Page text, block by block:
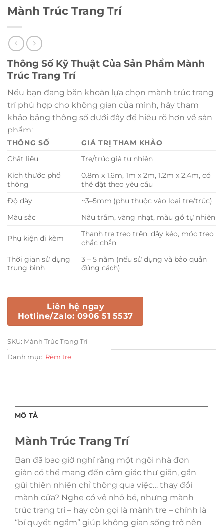
Mành Trúc Trang Trí
Thông Số Kỹ Thuật Của Sản Phẩm Mành
Trúc Trang Trí
Nếu bạn đang băn khoăn lựa chọn mành trúc trang
trí phù hợp cho không gian của mình, hãy tham
khảo bảng thông số dưới đây để hiểu rõ hơn về sản
phẩm:
THÔNG SỐ
GIÁ TRỊ THAM KHẢO
Chất liệu
Tre/trúc già tự nhiên
Kích thước phổ
thông
0.8m x 1.6m, 1m x 2m, 1.2m x 2.4m, có
thể đặt theo yêu cầu
Độ dày
~3–5mm (phụ thuộc vào loại tre/trúc)
Màu sắc
Nâu trầm, vàng nhạt, màu gỗ tự nhiên
Phụ kiện đi kèm
Thanh tre treo trên, dây kéo, móc treo
chắc chắn
Thời gian sử dụng
trung bình
3 – 5 năm (nếu sử dụng và bảo quản
đúng cách)
Liên hệ ngay
Hotline/Zalo: 0906 51 5537
SKU: Mành Trúc Trang Trí
Danh mục: Rèm tre
MÔ TẢ
Mành Trúc Trang Trí
Bạn đã bao giờ nghĩ rằng một ngôi nhà đơn
giản có thể mang đến cảm giác thư giãn, gần
gũi thiên nhiên chỉ thông qua việc… thay đổi
mành cửa? Nghe có vẻ nhỏ bé, nhưng mành
trúc trang trí – hay còn gọi là mành tre – chính là
“bí quyết ngầm” giúp không gian sống trở nên